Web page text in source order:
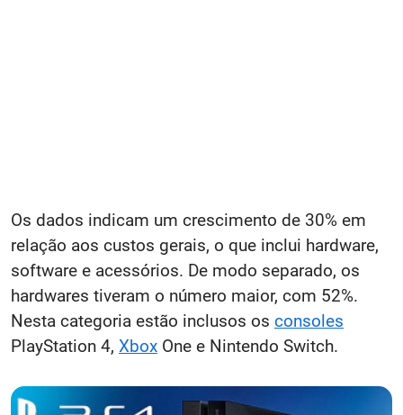
Os dados indicam um crescimento de 30% em
relação aos custos gerais, o que inclui hardware,
software e acessórios. De modo separado, os
hardwares tiveram o número maior, com 52%.
Nesta categoria estão inclusos os consoles
PlayStation 4, Xbox One e Nintendo Switch.